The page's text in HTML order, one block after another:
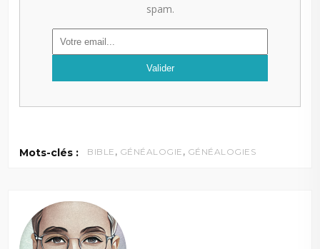
spam.
Mots-clés : BIBLE , GÉNÉALOGIE , GÉNÉALOGIES